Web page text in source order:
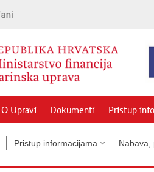
O Upravi Dokumenti Pristup
Pristup informacijama Nabava,